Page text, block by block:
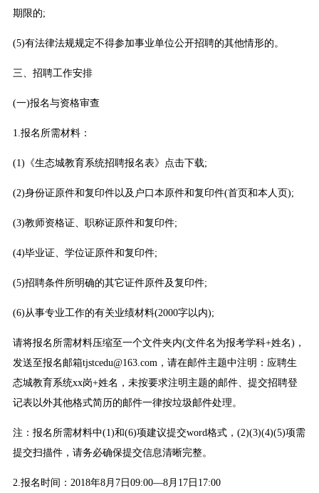
期限的;
(5)有法律法规规定不得参加事业单位公开招聘的其他情形的。
三、招聘工作安排
(一)报名与资格审查
1.报名所需材料：
(1)《生态城教育系统招聘报名表》点击下载;
(2)身份证原件和复印件以及户口本原件和复印件(首页和本人页);
(3)教师资格证、职称证原件和复印件;
(4)毕业证、学位证原件和复印件;
(5)招聘条件所明确的其它证件原件及复印件;
(6)从事专业工作的有关业绩材料(2000字以内);
请将报名所需材料压缩至一个文件夹内(文件名为报考学科+姓名)，
发送至报名邮箱tjstcedu@163.com，请在邮件主题中注明：应聘生
态城教育系统xx岗+姓名，未按要求注明主题的邮件、提交招聘登
记表以外其他格式简历的邮件一律按垃圾邮件处理。
注：报名所需材料中(1)和(6)项建议提交word格式，(2)(3)(4)(5)项需
提交扫描件，请务必确保提交信息清晰完整。
2.报名时间：2018年8月7日09:00—8月17日17:00